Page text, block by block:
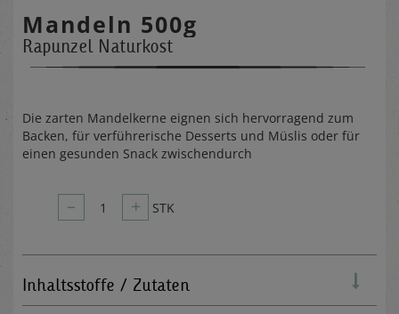
Mandeln 500g
Rapunzel Naturkost
Die zarten Mandelkerne eignen sich hervorragend zum
Backen, für verführerische Desserts und Müslis oder für
einen gesunden Snack zwischendurch
– 1 + STK
Inhaltsstoffe / Zutaten